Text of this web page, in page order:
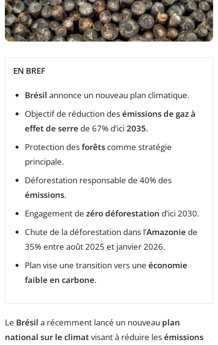
EN BREF
Brésil annonce un nouveau plan climatique.
Objectif de réduction desémissions de gaz à
effet de serre de 67% d’ici 2035.
Protection desforêts comme stratégie
principale.
Déforestation responsable de 40% des
émissions.
Engagement de zéro déforestation d’ici 2030.
Chute de la déforestation dans l’Amazonie de
35% entre août 2025 et janvier 2026.
Plan vise une transition vers une économie
faible en carbone.
Le Brésil a récemment lancé un nouveau plan
national sur le climatvisant à réduire lesémissions